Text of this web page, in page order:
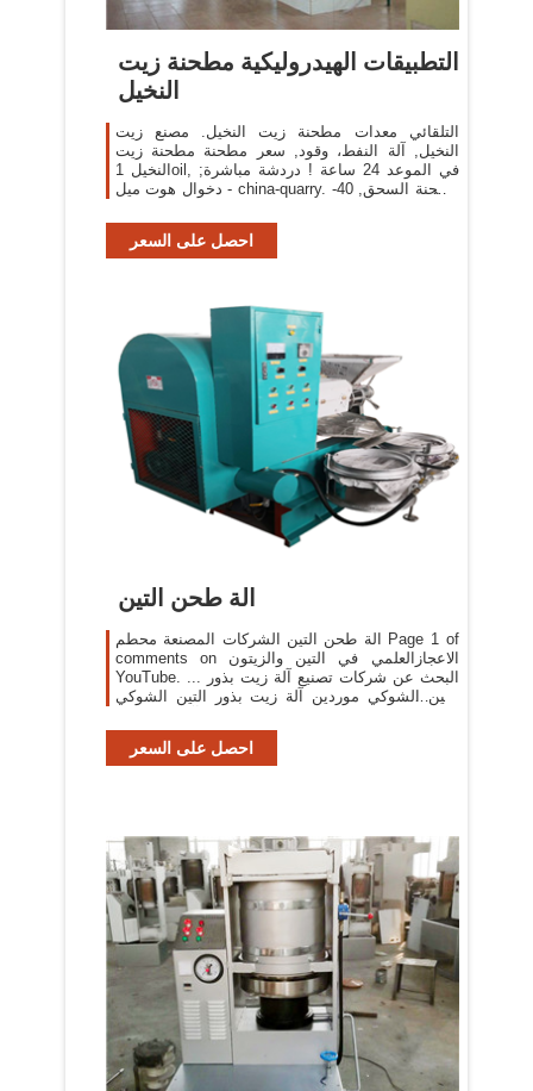
التطبيقات الهيدروليكية مطحنة زيت
النخيل
التلقائي معدات مطحنة زيت النخيل. مصنع زيت
النخيل, آلة النفط، وقود, سعر مطحنة مطحنة زيت
النخيل 1oil, في الموعد 24 ساعة ! دردشة مباشرة;
دخوال هوت ميل - china-quarry. مطحنة السحق, 40-
احصل على السعر
الة طحن التين
الة طحن التين الشركات المصنعة محطم Page 1 of
comments on الاعجازالعلمي في التين والزيتون
YouTube. ... البحث عن شركات تصنيع آلة زيت بذور
التين الشوكي موردين آلة زيت بذور التين الشوكي
احصل على السعر